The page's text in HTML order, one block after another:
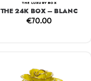
THE LUXURY BOX
THE 24K BOX – BLANC
€70.00